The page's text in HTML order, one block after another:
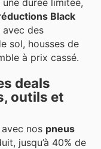
Black
des
sol, housses de
à prix cassé.
deals
outils et
nos pneus
jusqu’à 40% de